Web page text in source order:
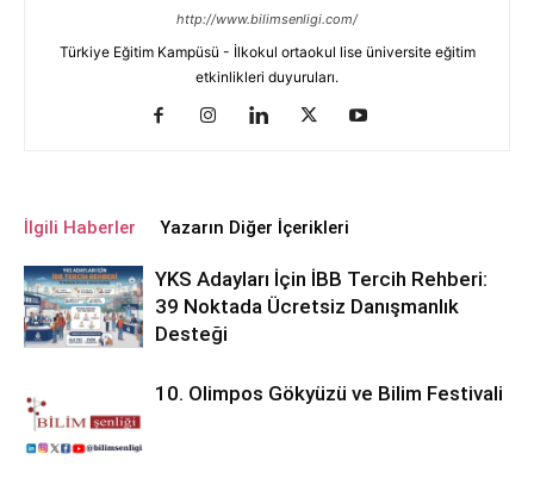
http://www.bilimsenligi.com/
Türkiye Eğitim Kampüsü - İlkokul ortaokul lise üniversite eğitim
etkinlikleri duyuruları.
İlgili Haberler Yazarın Diğer İçerikleri
YKS Adayları İçin İBB Tercih Rehberi:
39 Noktada Ücretsiz Danışmanlık
Desteği
10. Olimpos Gökyüzü ve Bilim Festivali